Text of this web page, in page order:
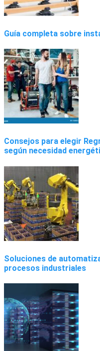
Guía completa sobre
Consejos para elegir
según necesidad
Soluciones de
procesos industriales